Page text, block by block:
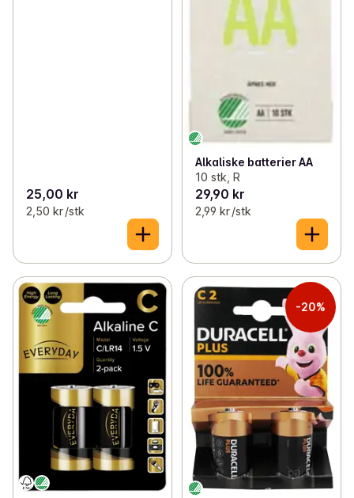
25,00 kr
2,50 kr /stk
Alkaliske batterier AA
10 stk, R
29,90 kr
2,99 kr /stk
-20%